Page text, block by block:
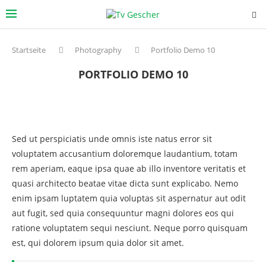
Startseite Photography Portfolio Demo 10
PORTFOLIO DEMO 10
Sed ut perspiciatis unde omnis iste natus error sit
voluptatem accusantium doloremque laudantium, totam
rem aperiam, eaque ipsa quae ab illo inventore veritatis et
quasi architecto beatae vitae dicta sunt explicabo. Nemo
enim ipsam luptatem quia voluptas sit aspernatur aut odit
aut fugit, sed quia consequuntur magni dolores eos qui
ratione voluptatem sequi nesciunt. Neque porro quisquam
est, qui dolorem ipsum quia dolor sit amet.